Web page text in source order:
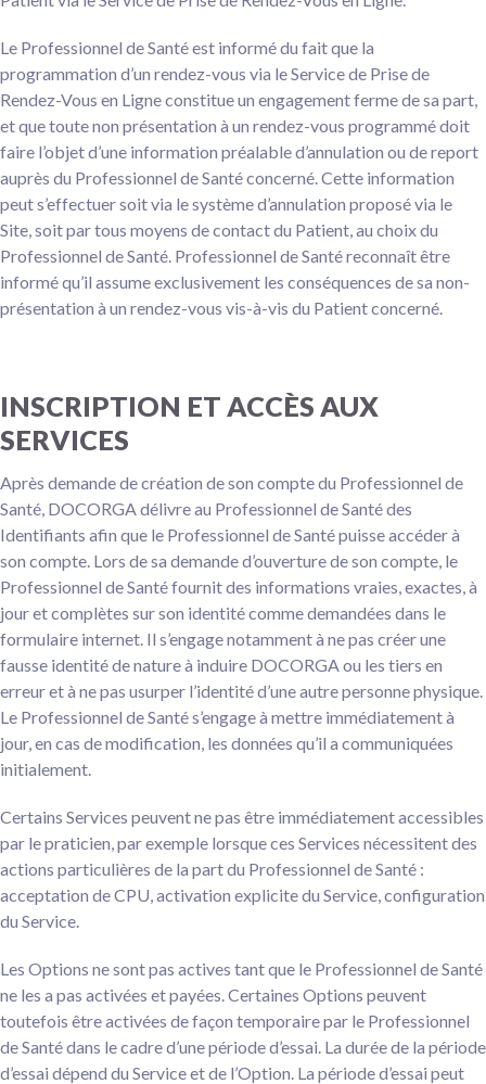
Le Professionnel de Santé est informé du fait que la
programmation d’un rendez-vous via le Service de Prise de
Rendez-Vous en Ligne constitue un engagement ferme de sa part,
et que toute non présentation à un rendez-vous programmé doit
faire l’objet d’une information préalable d’annulation ou de report
auprès du Professionnel de Santé concerné. Cette information
peut s’effectuer soit via le système d’annulation proposé via le
Site, soit par tous moyens de contact du Patient, au choix du
Professionnel de Santé. Professionnel de Santé reconnaît être
informé qu’il assume exclusivement les conséquences de sa non-
présentation à un rendez-vous vis-à-vis du Patient concerné.
INSCRIPTION ET ACCÈS AUX
SERVICES
Après demande de création de son compte du Professionnel de
Santé, DOCORGA délivre au Professionnel de Santé des
Identifiants afin que le Professionnel de Santé puisse accéder à
son compte. Lors de sa demande d’ouverture de son compte, le
Professionnel de Santé fournit des informations vraies, exactes, à
jour et complètes sur son identité comme demandées dans le
formulaire internet. Il s’engage notamment à ne pas créer une
fausse identité de nature à induire DOCORGA ou les tiers en
erreur et à ne pas usurper l’identité d’une autre personne physique.
Le Professionnel de Santé s’engage à mettre immédiatement à
jour, en cas de modification, les données qu’il a communiquées
initialement.
Certains Services peuvent ne pas être immédiatement accessibles
par le praticien, par exemple lorsque ces Services nécessitent des
actions particulières de la part du Professionnel de Santé :
acceptation de CPU, activation explicite du Service, configuration
du Service.
Les Options ne sont pas actives tant que le Professionnel de Santé
ne les a pas activées et payées. Certaines Options peuvent
toutefois être activées de façon temporaire par le Professionnel
de Santé dans le cadre d’une période d’essai. La durée de la période
d’essai dépend du Service et de l’Option. La période d’essai peut